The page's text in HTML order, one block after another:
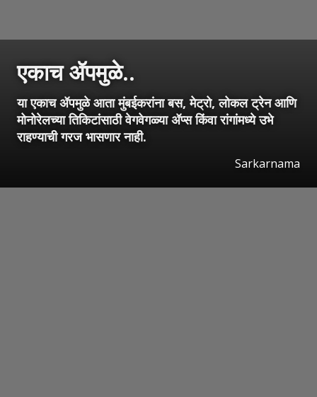
एकाच ॲपमुळे..
या एकाच ॲपमुळे आता मुंबईकरांना बस, मेट्रो, लोकल ट्रेन आणि
मोनोरेलच्या तिकिटांसाठी वेगवेगळ्या ॲप्स किंवा रांगांमध्ये उभे
राहण्याची गरज भासणार नाही.
Sarkarnama